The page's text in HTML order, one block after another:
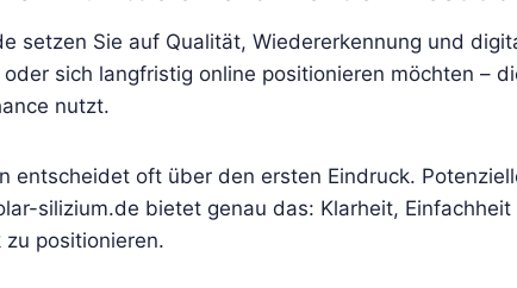
setzen Sie auf Qualität, Wiedererkennung und
sich langfristig online positionieren möchten –
nutzt.
entscheidet oft über den ersten Eindruck.
silizium.de bietet genau das: Klarheit,
positionieren.